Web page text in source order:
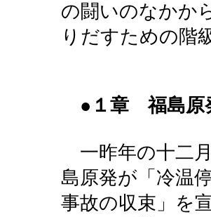
の闘いのなかか
りだすための階
●１章 福島原
一昨年の十二
島原発が「冷温
事故の収束」を